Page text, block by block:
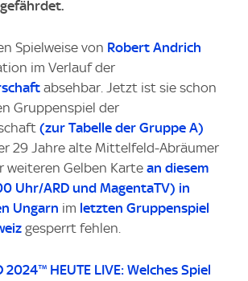
Spielweise von Robert Andrich
im Verlauf der
absehbar. Jetzt ist sie schon
Gruppenspiel der
(zur Tabelle der Gruppe A)
29 Jahre alte Mittelfeld-Abräumer
weiteren Gelben Karte an diesem
Uhr/ARD und MagentaTV) in
Ungarn im letzten Gruppenspiel
gesperrt fehlen.
2024™ HEUTE LIVE: Welches Spiel